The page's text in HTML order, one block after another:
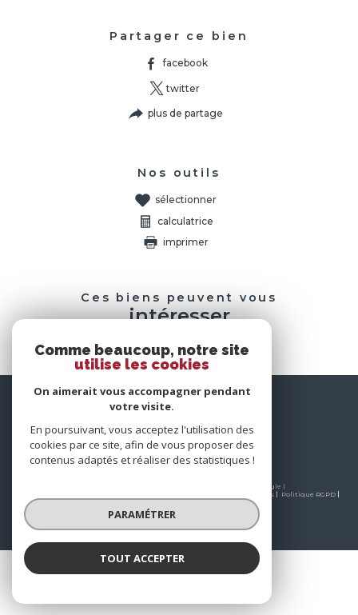
Partager ce bien
facebook
twitter
plus de partage
Nos outils
sélectionner
calculatrice
imprimer
Ces biens peuvent vous
intéresser
nous
suivre
© 2026 | Tous droits réservés | Traduction powered by Google |
Partenaires
Politique RGPD
Cookies
Comme beaucoup, notre site
utilise les cookies
On aimerait vous accompagner pendant
votre visite.
En poursuivant, vous acceptez l'utilisation des
cookies par ce site, afin de vous proposer des
contenus adaptés et réaliser des statistiques !
PARAMÉTRER
TOUT ACCEPTER